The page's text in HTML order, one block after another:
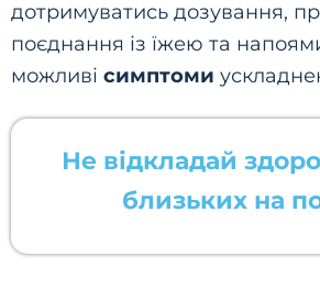
дотримуватись дозування,
поєднання із їжею та
можливі симптоми
Не відкладай
близьких на